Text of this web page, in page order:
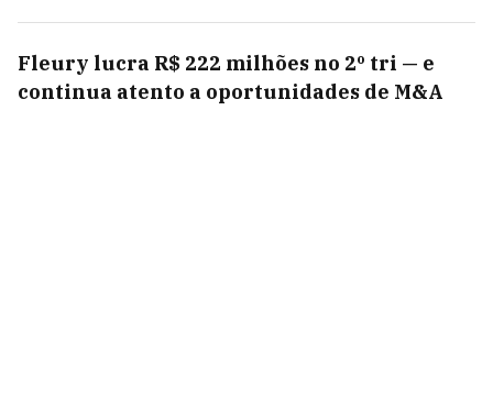
Fleury lucra R$ 222 milhões no 2º tri — e
continua atento a oportunidades de M&A